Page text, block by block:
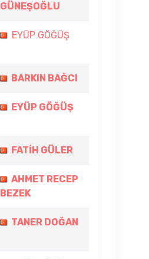
GÜNEŞOĞLU
EYÜP GÖĞÜŞ
BARKIN BAĞCI
EYÜP GÖĞÜŞ
FATİH GÜLER
AHMET RECEP
BEZEK
TANER DOĞAN